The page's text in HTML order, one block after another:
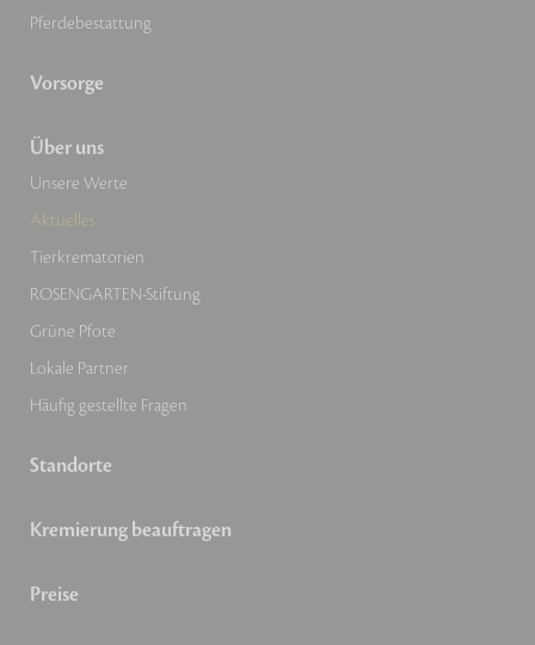
Pferdebestattung
Vorsorge
Über uns
Unsere Werte
Aktuelles
Tierkrematorien
ROSENGARTEN-Stiftung
Grüne Pfote
Lokale Partner
Häufig gestellte Fragen
Standorte
Kremierung beauftragen
Preise